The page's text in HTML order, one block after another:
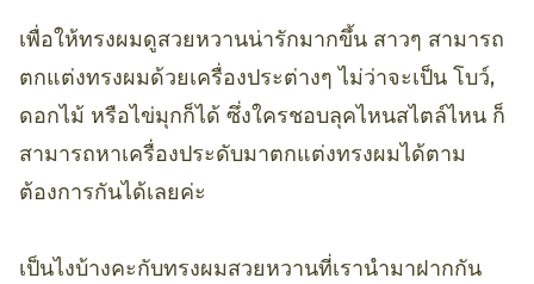
เพื่อให้ทรงผมดูสวยหวานน่ารักมากขึ้น สาวๆ สามารถ
ตกแต่งทรงผมด้วยเครื่องประต่างๆ ไม่ว่าจะเป็น โบว์,
ดอกไม้ หรือไข่มุกก็ได้ ซึ่งใครชอบลุคไหนสไตล์ไหน ก็
สามารถหาเครื่องประดับมาตกแต่งทรงผมได้ตาม
ต้องการกันได้เลยค่ะ
เป็นไงบ้างคะกับทรงผมสวยหวานที่เรานำมาฝากกัน